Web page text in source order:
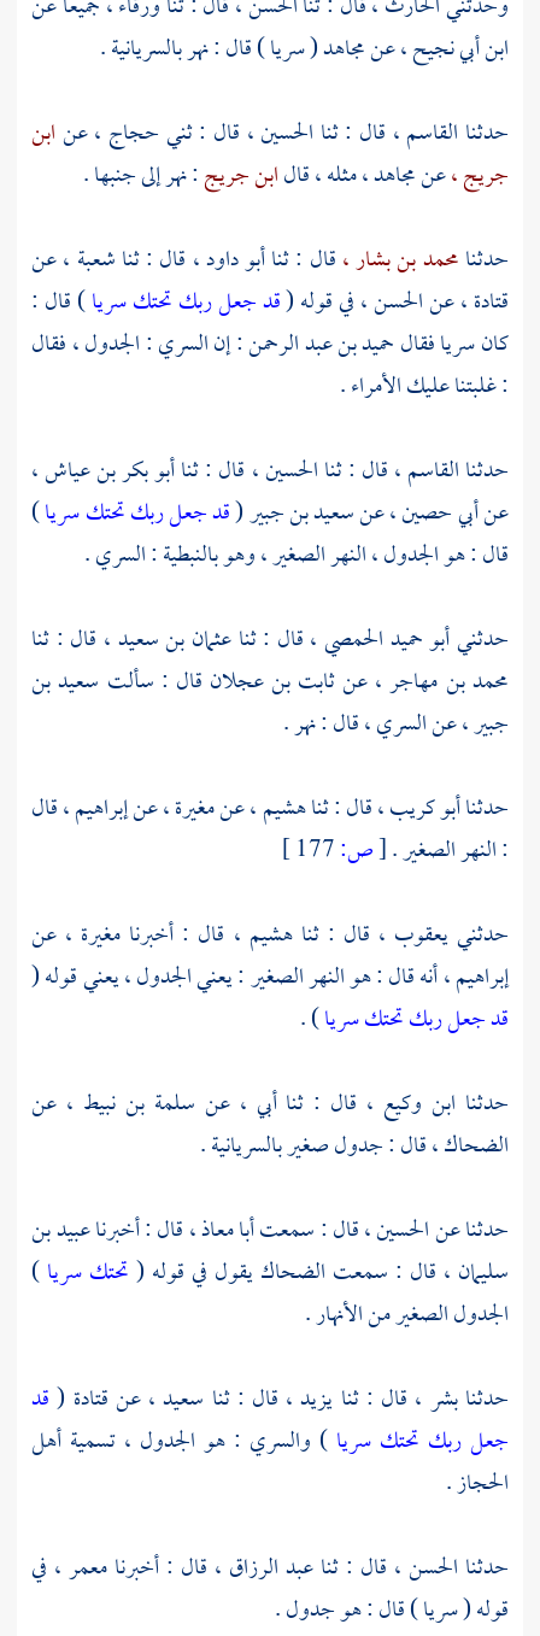
ابن أبي نجيح ،عنمجاهد( سريا ) قال : نهر بالسريانية .
حدثنا القاسم ، قال : ثنا الحسين ، قال : ثنيحجاج ،عنابن
جريج ،عنمجاهد ،مثله ، قالابن جريج: نهر إلى جنبها .
حدثنامحمد بن بشار ،قال : ثناأبو داود ، قال : ثناشعبة ،عن
قتادة ،عنالحسن ،في قوله (قد جعل ربك تحتك سريا) قال :
كان سريا فقالحميد بن عبد الرحمن: إن السري : الجدول ، فقال
: غلبتنا عليك الأمراء .
حدثناالقاسم ،قال : ثناالحسين ، قال : ثناأبو بكر بن عياش ،
عنأبي حصين ،عنسعيد بن جبير(قد جعل ربك تحتك سريا)
قال : هو الجدول ، النهر الصغير ، وهو بالنبطية : السري .
حدثنيأبو حميد الحمصي ،قال : ثناعثمان بن سعيد ، قال : ثنا
محمد بن مهاجر ،عنثابت بن عجلان قال : سألت سعيد بن
جبير ،عن السري ، قال : نهر .
حدثناأبو كريب ،قال : ثناهشيم ،عنمغيرة ،عنإبراهيم ،قال
: النهر الصغير .[ص:
حدثنييعقوب ، قال : ثناهشيم ، قال : أخبرنا مغيرة ، عن
إبراهيم ،أنه قال : هو النهر الصغير : يعني الجدول ، يعني قوله (
قد جعل ربك تحتك سريا) .
حدثنا ابن وكيع ، قال : ثنا أبي ، عن سلمة بن نبيط ، عن
الضحاك ،قال : جدول صغير بالسريانية .
حدثنا عنالحسين، قال : سمعتأبا معاذ ،قال : أخبرناعبيد بن
سليمان ، قال : سمعت الضحاكيقول في قوله (تحتك سريا)
الجدول الصغير من الأنهار .
حدثنابشر ، قال : ثنا يزيد ، قال : ثنا سعيد ،عنقتادة (قد
جعل ربك تحتك سريا) والسري : هو الجدول ، تسمية أهل
الحجاز.
حدثنا الحسن ، قال : ثناعبد الرزاق ، قال : أخبرنامعمر، في
قوله ( سريا ) قال : هو جدول .